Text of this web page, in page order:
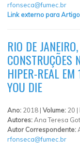
rfonseca@fumec.br
Link externo para Artigo
RIO DE
CONSTRUÇÕES
HIPER-REAL EM
YOU DIE
Ano: 2018 | Volume: 20 |
Autores:Ana Teresa
Autor Correspondente:
rfonseca@fumec.br